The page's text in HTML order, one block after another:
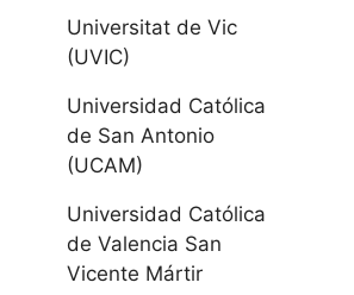
Castilla y
Universidad de
Universidad
Católica de Ávila
Universitat de Vic
(UVIC)
Universidad Católica
de San Antonio
(UCAM)
Universidad Católica
de Valencia San
Vicente Mártir